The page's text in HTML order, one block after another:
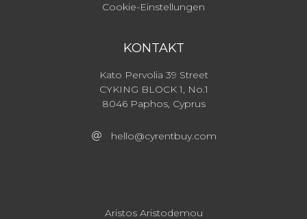
Cookie-Einstellungen
KONTAKT
Kato Pervolia 39 Street
CYKING BLOCK 1, No.1
8046 Paphos, Cyprus
hello@cyrentbuy.com
Aristos Aristodemou